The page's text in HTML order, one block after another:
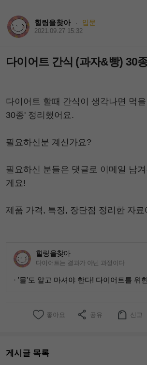
힐링을찾아 · 입문
2021.09.27 15:32
다이어트 간식 (과자&빵) 30
다이어트 할때 간식이 생각나면 먹
30종' 정리했어요.
필요하신분 계신가요?
필요하신 분들은 댓글로 이메일 남
게요!
제품 가격, 특징, 장단점 정리한 자료
힐링을찾아
다이어트는 결과가 아닌 과정이다
· '물'도 알고 마셔야 한다! 다이어트를 위
좋아요 공유 신고
게시글 목록